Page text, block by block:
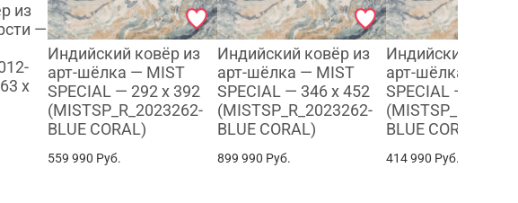
из
—
x
Индийский ковёр из
арт-шёлка — MIST
SPECIAL — 292 x 392
(MISTSP_R_2023262-
BLUE CORAL)
559 990 Руб.
Индийский ковёр из
арт-шёлка — MIST
SPECIAL — 346 x 452
(MISTSP_R_2023262-
BLUE CORAL)
899 990 Руб.
Индийский
арт-шёлка —
SPECIAL — 244 x
BLUE CORAL)
414 990 Руб.